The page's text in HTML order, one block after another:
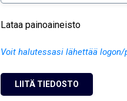
Lataa painoaineisto
Voit halutessasi lähettää logon/